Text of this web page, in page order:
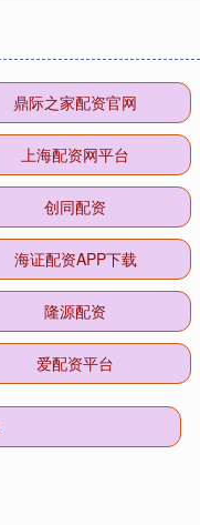
鼎际之家配资官网
上海配资网平台
创同配资
海证配资APP下载
隆源配资
爱配资平台